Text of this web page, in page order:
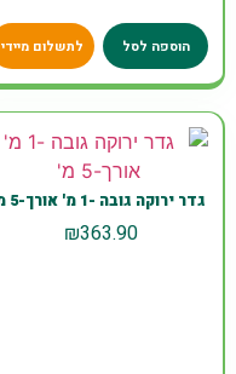
הוספה לסל לתשלום מיידי
גדר ירוקה גובה -1 מ' אורך-5 מ'
₪363.90